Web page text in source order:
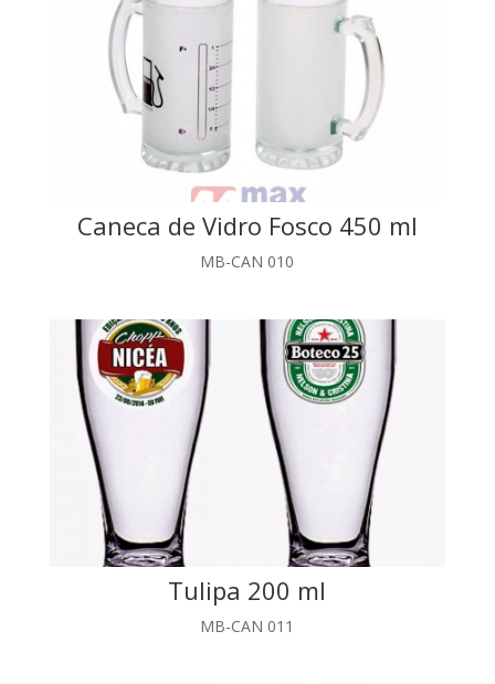
Caneca de Vidro Fosco 450 ml
MB-CAN 010
Tulipa 200 ml
MB-CAN 011